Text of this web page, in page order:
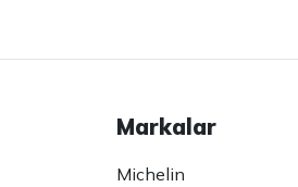
Markalar
Michelin